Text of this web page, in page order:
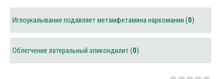
Иглоукалывание подавляет метамфетамина наркомании (0)
Облегчение латеральный эпикондилит(0)